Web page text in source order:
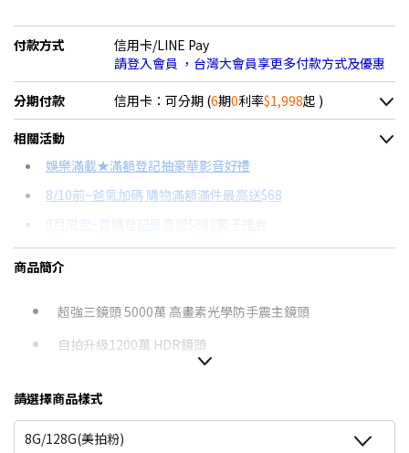
付款方式
信用卡/LINE Pay
請登入會員 ，台灣大會員享更多付款方式及優惠
分期付款 信用卡：可分期 (6期0利率$1,998起 )
＊實際可分期數、適用利率，請以購物車顯示為主
信用卡分期
分期數
6期 0利率
6期
12期
每期金額
$2,138
$1,069
配合銀行/業者
18家銀行/業者
相關活動
娛樂滿載★滿額登記抽豪華影音好禮
8/10前~爸氣加碼 購物滿額滿件最高送$68
8月限定~首購登記最高領$888電子禮券
台灣大哥大Open Possible聯名卡滿額最高回饋25%
★舊機回收★限量加碼10%回饋
更多信用卡分期0利率滿額享回饋
商品簡介
超強三鏡頭 5000萬 高畫素光學防手震主鏡頭
自拍升級1200萬 HDR鏡頭
大尺寸6.7吋 FHD + Super AMOLED O極限全螢幕
Snapdragon 6 Gen 3八核心晶片 CPU效能再提升
請選擇商品樣式
8G/128G(美拍粉)